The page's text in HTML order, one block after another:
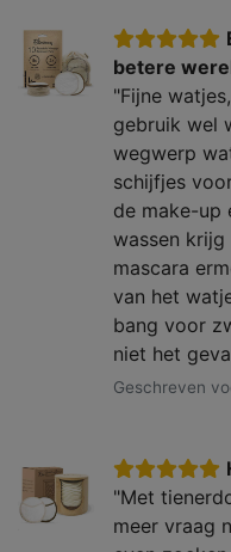
betere
"Fijne
gebruik wel
wegwerp
schijfjes
de make-up
wassen
mascara
van het
bang voor
niet het
Geschreven
"Met
meer vraag